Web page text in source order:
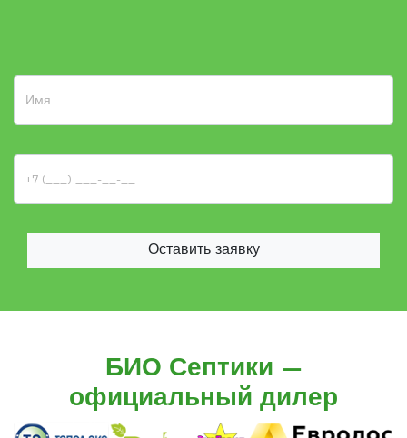
Оставить заявку
БИО Септики —
официальный дилер